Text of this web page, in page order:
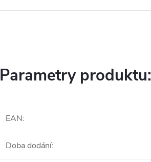
Parametry produktu:
EAN:
Doba dodání: